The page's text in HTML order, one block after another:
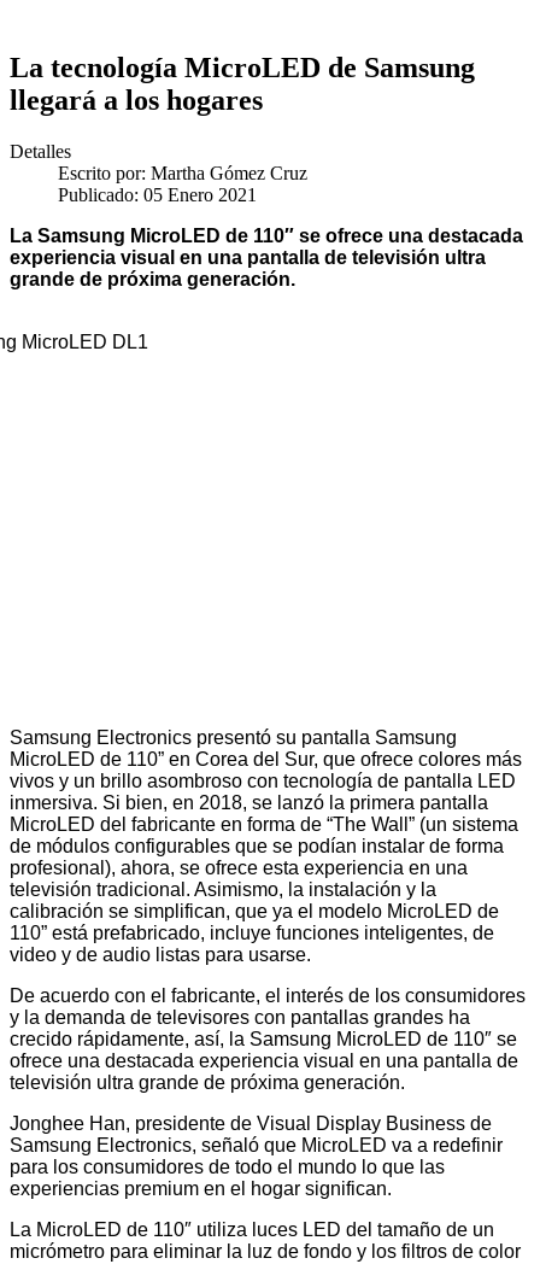
La tecnología MicroLED de Samsung
llegará a los hogares
Detalles
Escrito por: Martha Gómez Cruz
Publicado: 05 Enero 2021
La Samsung MicroLED de 110″ se ofrece una destacada
experiencia visual en una pantalla de televisión ultra
grande de próxima generación.
Samsung Electronics presentó su pantalla Samsung
MicroLED de 110” en Corea del Sur, que ofrece colores más
vivos y un brillo asombroso con tecnología de pantalla LED
inmersiva. Si bien, en 2018, se lanzó la primera pantalla
MicroLED del fabricante en forma de “The Wall” (un sistema
de módulos configurables que se podían instalar de forma
profesional), ahora, se ofrece esta experiencia en una
televisión tradicional. Asimismo, la instalación y la
calibración se simplifican, que ya el modelo MicroLED de
110” está prefabricado, incluye funciones inteligentes, de
video y de audio listas para usarse.
De acuerdo con el fabricante, el interés de los consumidores
y la demanda de televisores con pantallas grandes ha
crecido rápidamente, así, la Samsung MicroLED de 110″ se
ofrece una destacada experiencia visual en una pantalla de
televisión ultra grande de próxima generación.
Jonghee Han, presidente de Visual Display Business de
Samsung Electronics, señaló que MicroLED va a redefinir
para los consumidores de todo el mundo lo que las
experiencias premium en el hogar significan.
La MicroLED de 110″ utiliza luces LED del tamaño de un
micrómetro para eliminar la luz de fondo y los filtros de color